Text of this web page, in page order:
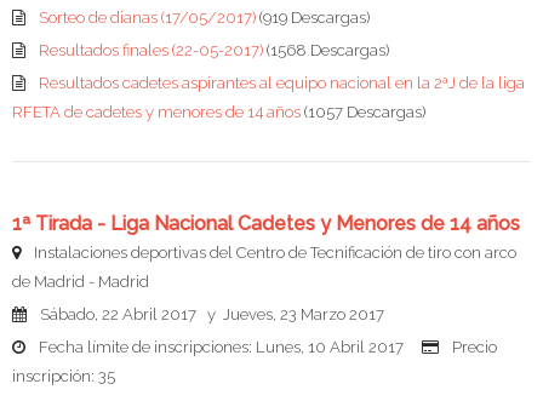
Sorteo de dianas (17/05/2017) (919 Descargas)
Resultados finales (22-05-2017) (1568 Descargas)
Resultados cadetes aspirantes al equipo nacional en la 2ªJ de la liga
RFETA de cadetes y menores de 14 años (1057 Descargas)
1ª Tirada - Liga Nacional Cadetes y Menores de 14 años
Instalaciones deportivas del Centro de Tecnificación de tiro con arco
de Madrid - Madrid
Sábado, 22 Abril 2017 y Jueves, 23 Marzo 2017
Fecha límite de inscripciones: Lunes, 10 Abril 2017
Precio
inscripción: 35